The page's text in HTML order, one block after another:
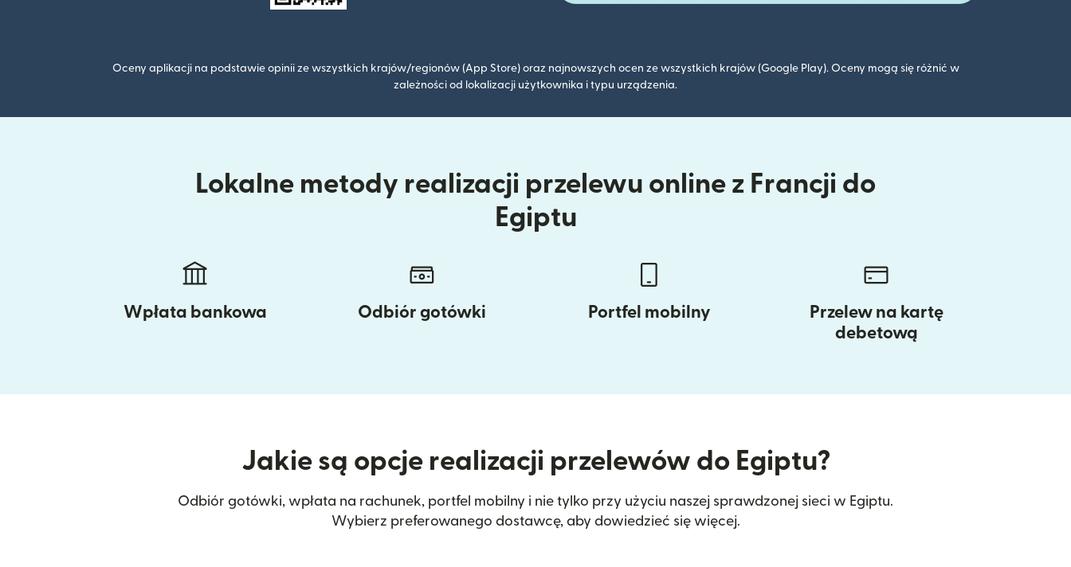
Oceny aplikacji na podstawie opinii ze wszystkich krajów/regionów (App Store) oraz najnowszych ocen ze wszystkich krajów (Google Play). Oceny mogą się różnić w
zależności od lokalizacji użytkownika i typu urządzenia.
Lokalne metody realizacji przelewu online z Francji do
Egiptu
Wpłata bankowa Odbiór gotówki Portfel mobilny
Przelew na kartę
debetową
Jakie są opcje realizacji przelewów do Egiptu?
Odbiór gotówki, wpłata na rachunek, portfel mobilny i nie tylko przy użyciu naszej sprawdzonej sieci w Egiptu.
Wybierz preferowanego dostawcę, aby dowiedzieć się więcej.